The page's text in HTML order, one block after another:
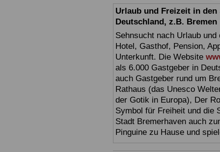
Urlaub und Freizeit in
Deutschland, z.B. Bremen
Sehnsucht nach Urlaub
Hotel, Gasthof, Pension,
Unterkunft. Die Website
als 6.000 Gastgeber in
auch Gastgeber rund um
Rathaus (das Unesco
der Gotik in Europa), Der
Symbol für Freiheit und die
Stadt Bremerhaven auch
Pinguine zu Hause und